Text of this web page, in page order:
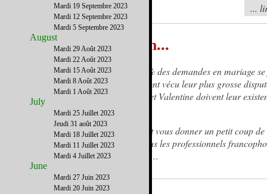
...
C'est la Saint Valentin...
French District vous rappelle que 30% des demandes en mariage
Saint Valentin, que 40% des couples ont vécu leur plus grosse
là et que des générations de Valentin et Valentine doivent leur
cette tradition ancestrale…
Alors pour entretenir les statistiques et vous donner un petit coup
French District a sélectionné pour vous les professionnels
susceptibles de vous donner des idées…
Mardi 19 Septembre 2023
Mardi 12 Septembre 2023
Mardi 5 Septembre 2023
August
Mardi 29 Août 2023
Mardi 22 Août 2023
Mardi 15 Août 2023
Mardi 8 Août 2023
Mardi 1 Août 2023
July
Mardi 25 Juillet 2023
Jeudi 31 août 2023
Mardi 18 Juillet 2023
Mardi 11 Juillet 2023
Mardi 4 Juillet 2023
June
Mardi 27 Juin 2023
Mardi 20 Juin 2023